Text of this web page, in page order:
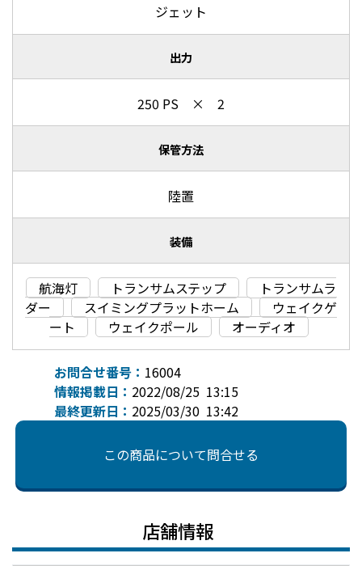
ジェット
出力
250 PS × 2
保管方法
陸置
装備
航海灯 トランサムステップ
トランサムラ
ダー
スイミングプラットホーム
ウェイクゲ
ート
ウェイクポール オーディオ
お問合せ番号： 16004
情報掲載日： 2022/08/25 13:15
最終更新日： 2025/03/30 13:42
この商品について問合せる
店舗情報